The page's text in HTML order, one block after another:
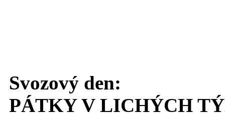
Svozový den:
PÁTKY V LICHÝCH